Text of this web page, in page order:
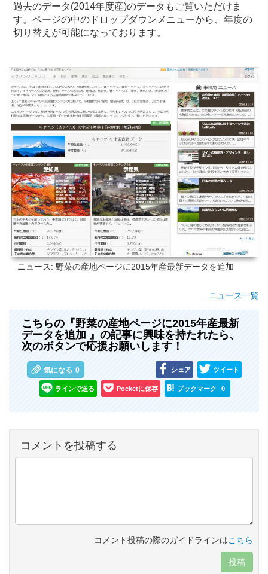
過去のデータ(2014年度産)のデータもご覧いただけま
す。ページの中のドロップダウンメニューから、年度の
切り替えが可能になっております。
ニュース: 野菜の産地ページに2015年産最新データを追加
ニュース一覧
こちらの『野菜の産地ページに2015年産最新
データを追加 』の記事に興味を持たれたら、
次のボタンで応援お願いします！
気になる 0 シェア ツイート
ラインで送る Pocketに保存 ブックマーク 0
コメントを投稿する
コメント投稿の際のガイドラインはこちら
投稿